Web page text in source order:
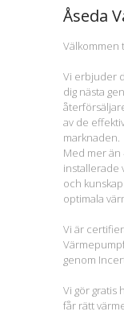
Åseda
Välkommen
Vi erbjuder
dig nästa
av de
marknaden.
Med mer än
installerade
och
optimala
Vi är
genom
Vi gör gratis
får rätt